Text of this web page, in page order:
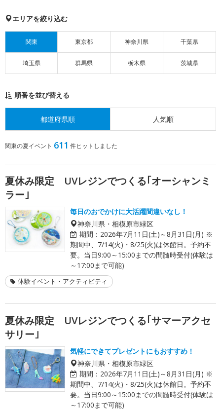
エリアを絞り込む
関東 東京都 神奈川県 千葉県
埼玉県 群馬県 栃木県 茨城県
順番を並び替える
都道府県順 人気順
関東の夏イベント 611 件ヒットしました
夏休み限定 UVレジンでつくる｢オーシャンミ
ラー｣
毎日のおでかけに大活躍間違いなし！
神奈川県・相模原市緑区
期間： 2026年7月11日(土)～8月31日(月) ※
期間中、7/14(火)・8/25(火)は休館日。予約不
要。当日9:00～15:00までの間髄時受付(体験は
～17:00まで可能)
体験イベント・アクティビティ
夏休み限定 UVレジンでつくる｢サマーアクセ
サリー｣
気軽にできてプレゼントにもおすすめ！
神奈川県・相模原市緑区
期間： 2026年7月11日(土)～8月31日(月) ※
期間中、7/14(火)・8/25(火)は休館日。予約不
要。当日9:00～15:00までの間髄時受付(体験は
～17:00まで可能)